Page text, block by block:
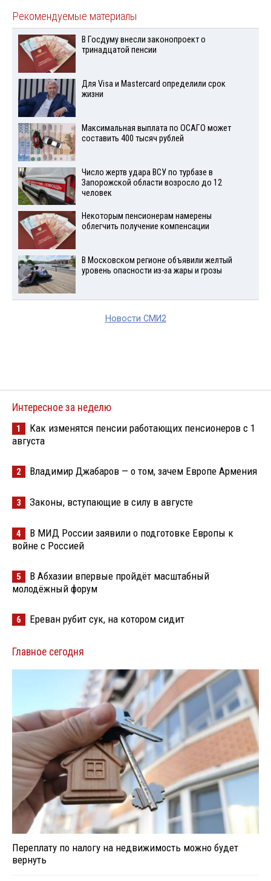
Рекомендуемые материалы
В Госдуму внесли законопроект о
тринадцатой пенсии
Для Visа и Mastercard определили срок
жизни
Максимальная выплата по ОСАГО может
составить 400 тысяч рублей
Число жертв удара ВСУ по турбазе в
Запорожской области возросло до 12
человек
Некоторым пенсионерам намерены
облегчить получение компенсации
В Московском регионе объявили желтый
уровень опасности из-за жары и грозы
Новости СМИ2
Интересное за неделю
1
Как изменятся пенсии работающих пенсионеров с 1
августа
2 Владимир Джабаров — о том, зачем Европе Армения
3 Законы, вступающие в силу в августе
4
В МИД России заявили о подготовке Европы к
войне с Россией
5
В Абхазии впервые пройдёт масштабный
молодёжный форум
6 Ереван рубит сук, на котором сидит
Главное сегодня
Переплату по налогу на недвижимость можно будет
вернуть